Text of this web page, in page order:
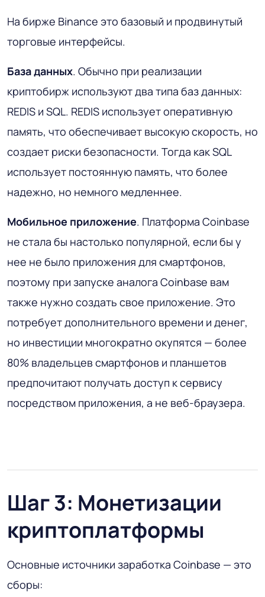
На бирже Binance это базовый и продвинутый
торговые интерфейсы.
База данных. Обычно при реализации
криптобирж используют два типа баз данных:
REDIS и SQL. REDIS использует оперативную
память, что обеспечивает высокую скорость, но
создает риски безопасности. Тогда как SQL
использует постоянную память, что более
надежно, но немного медленнее.
Мобильное приложение. Платформа Coinbase
не стала бы настолько популярной, если бы у
нее не было приложения для смартфонов,
поэтому при запуске аналога Coinbase вам
также нужно создать свое приложение. Это
потребует дополнительного времени и денег,
но инвестиции многократно окупятся — более
80% владельцев смартфонов и планшетов
предпочитают получать доступ к сервису
посредством приложения, а не веб-браузера.
Шаг 3: Монетизации
криптоплатформы
Основные источники заработка Coinbase — это
сборы: